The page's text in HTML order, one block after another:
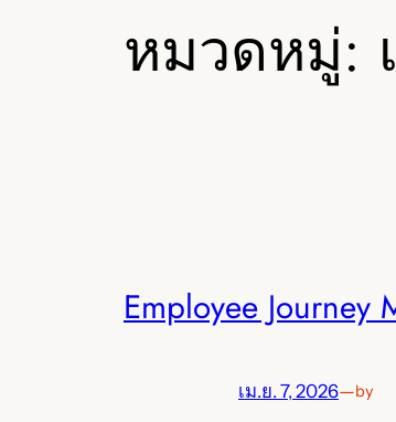
หมวดหมู่:
Employee Journey
เม.ย. 7, 2026—by